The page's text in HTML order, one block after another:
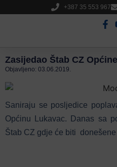
+387 35 553 967
Zasijedao Štab CZ
Objavljeno: 03.06.2019.
Saniraju se posljedice
Općinu Lukavac. Danas sa
Štab CZ gdje će biti